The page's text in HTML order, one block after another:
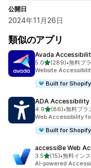
公開日
2024年11月26日
類似のアプリ
Avada
5.05つ星中
(289)
合計レビュー数：
•無料プ
Website
Built for Shopify
ADA Accessibility
4.95つ星中
(86)
合計レビュー数：86
•無料プラ
Web Accessibility
Built for Shopify
accessiBe Web
3.55つ星中
(15)
合計レビュー数：15件
•無料イン
AI-powered